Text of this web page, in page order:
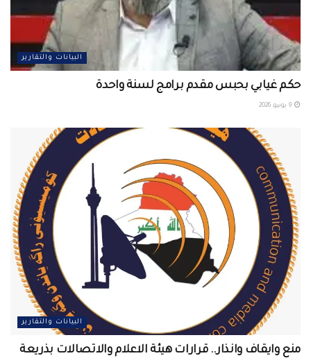
البيانات والتقارير
حكم غيابي بحبس مقدم برامج لسنة واحدة
البيانات والتقارير
منع وايقاف وانذار.. قرارات هيئة الاعلام والاتصالات بذريعة